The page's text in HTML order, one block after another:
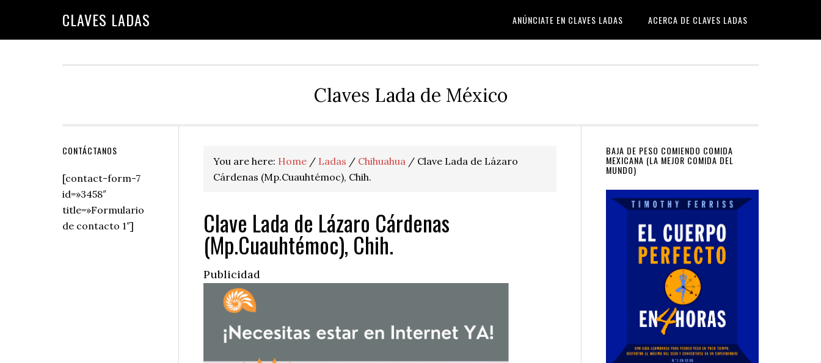
CLAVES LADAS ANÚNCIATE EN CLAVES LADAS ACERCA DE CLAVES LADAS
Claves Lada de México
You are here: Home / Ladas / Chihuahua / Clave Lada de Lázaro
Cárdenas (Mp.Cuauhtémoc), Chih.
Clave Lada de Lázaro Cárdenas
(Mp.Cuauhtémoc), Chih.
Publicidad
Primary
Sidebar
BAJA DE PESO COMIENDO COMIDA
MEXICANA (LA MEJOR COMIDA DEL
MUNDO)
Secondary
Sidebar
CONTÁCTANOS
[contact-form-7
id=»3458″
title=»Formulario
de contacto 1″]